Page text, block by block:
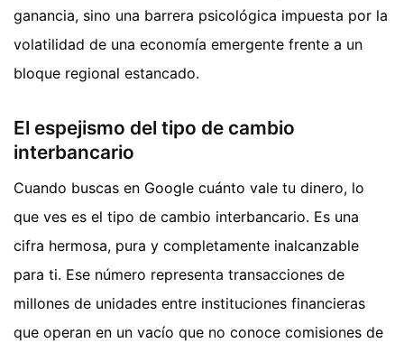
ganancia, sino una barrera psicológica impuesta por la
volatilidad de una economía emergente frente a un
bloque regional estancado.
El espejismo del tipo de cambio
interbancario
Cuando buscas en Google cuánto vale tu dinero, lo
que ves es el tipo de cambio interbancario. Es una
cifra hermosa, pura y completamente inalcanzable
para ti. Ese número representa transacciones de
millones de unidades entre instituciones financieras
que operan en un vacío que no conoce comisiones de